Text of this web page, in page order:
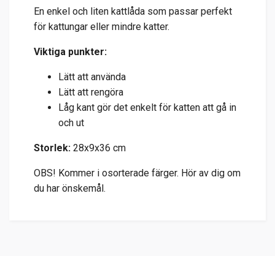
En enkel och liten kattlåda som passar perfekt
för kattungar eller mindre katter.
Viktiga punkter:
Lätt att använda
Lätt att rengöra
Låg kant gör det enkelt för katten att gå in
och ut
Storlek: 28x9x36 cm
OBS! Kommer i osorterade färger. Hör av dig om
du har önskemål.